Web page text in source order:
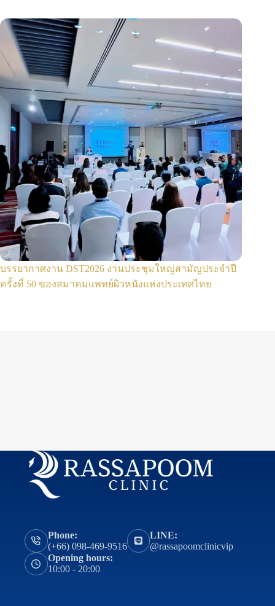
บรรยากาศงาน DST2026 งานประชุมใหญ่สามัญประจำปี
ครั้งที่ 50 ของสมาคมแพทย์ผิวหนังแห่งประเทศไทย
Phone:
(+66) 098-469-9516
LINE:
@rassapoomclinicvip
Opening hours:
10:00 - 20:00